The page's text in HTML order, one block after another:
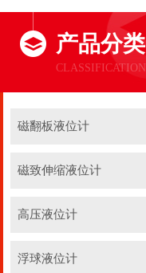
产品分类
CLASSIFICATION
磁翻板液位计
磁致伸缩液位计
高压液位计
浮球液位计